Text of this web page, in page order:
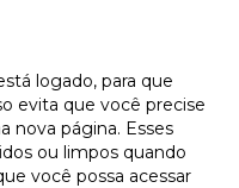
logado, para que
evita que você precise
nova página. Esses
ou limpos quando
você possa acessar